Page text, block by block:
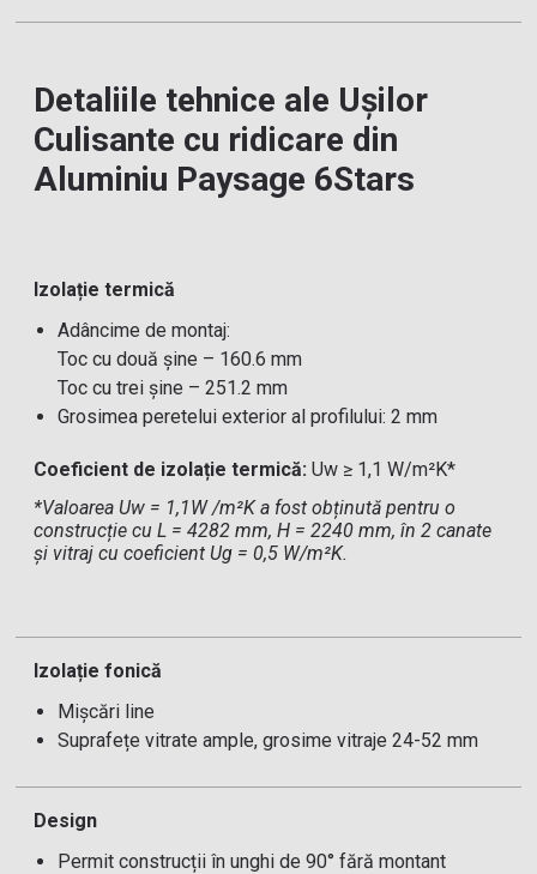
Detaliile tehnice ale Ușilor
Culisante cu ridicare din
Aluminiu Paysage 6Stars
Izolație termică
Adâncime de montaj:
Toc cu două șine – 160.6 mm
Toc cu trei șine – 251.2 mm
Grosimea peretelui exterior al profilului: 2 mm
Coeficient de izolație termică: Uw ≥ 1,1 W/m²K*
*Valoarea Uw = 1,1W /m²K a fost obținută pentru o
construcție cu L = 4282 mm, H = 2240 mm, în 2 canate
și vitraj cu coeficient Ug = 0,5 W/m²K.
Izolație fonică
Mișcări line
Suprafețe vitrate ample, grosime vitraje 24-52 mm
Design
Permit construcții în unghi de 90° fără montant